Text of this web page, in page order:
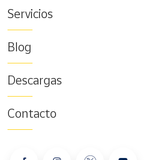
Servicios
Blog
Descargas
Contacto